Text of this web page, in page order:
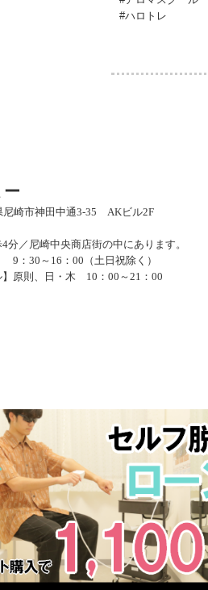
#ハロトレ
崎市神田中通3-35 AKビル2F
分／尼崎中央商店街の中にあります。
9：30～16：00（土日祝除く）
】原則、日・木 10：00～21：00